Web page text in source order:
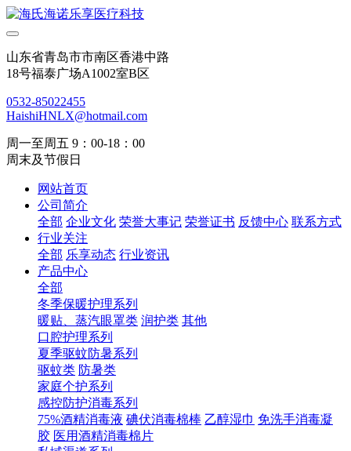
山东省青岛市市南区香港中路
18号福泰广场A1002室B区
0532-85022455
HaishiHNLX@hotmail.com
周一至周五 9：00-18：00
周末及节假日
网站首页
公司简介
全部 企业文化 荣誉大事记 荣誉证书 反馈中心 联系方式
行业关注
全部 乐享动态 行业资讯
产品中心
全部
冬季保暖护理系列
暖贴、蒸汽眼罩类 润护类 其他
口腔护理系列
夏季驱蚊防暑系列
驱蚊类 防暑类
家庭个护系列
感控防护消毒系列
75%酒精消毒液 碘伏消毒棉棒 乙醇湿巾 免洗手消毒凝
胶 医用酒精消毒棉片